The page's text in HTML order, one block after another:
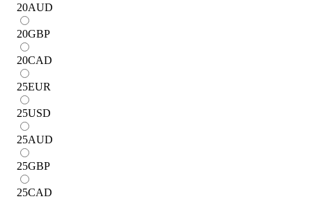
20AUD
20GBP
20CAD
25EUR
25USD
25AUD
25GBP
25CAD